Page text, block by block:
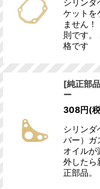
シリンダ
ケットを
ません
則です。
格です
[純正部
ー
308円(
シリンダ
バー）ガ
オイルが
外したら
正部品